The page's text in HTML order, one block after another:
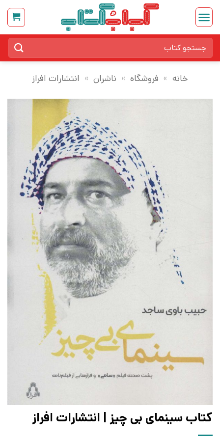
Skip
content
برای:
خانه » فروشگاه » ناشران » انتشارات افراز
کتاب سینمای بی چیز | انتشارات افراز